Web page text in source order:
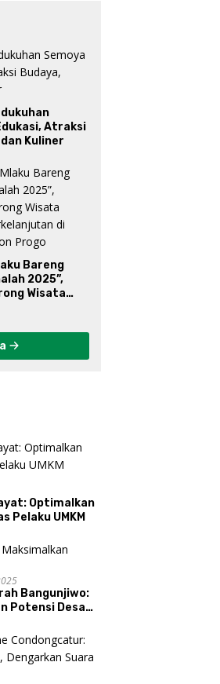
Atraksi
Kuliner
Bareng
2025”,
Wisata
Optimalkan
Pelaku UMKM
Bangunjiwo:
Potensi Desa